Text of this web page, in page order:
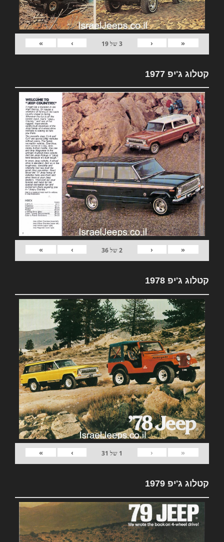
«
‹
3של19
›
»
קטלוג ג'יפ 1977
«
‹
2של36
›
»
קטלוג ג'יפ 1978
«
‹
1 של 31
›
»
קטלוג ג'יפ 1979